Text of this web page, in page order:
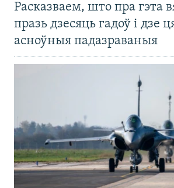
Расказваем, што пра гэта
празь дзесяць гадоў і дзе
асноўныя падазраваныя